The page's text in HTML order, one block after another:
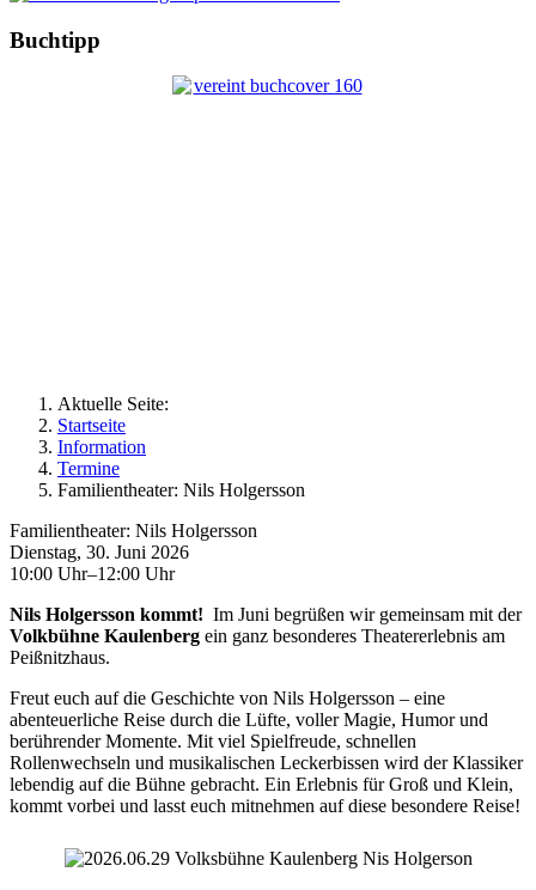
Buchtipp
Aktuelle Seite:
Startseite
Information
Termine
Familientheater: Nils Holgersson
Familientheater: Nils Holgersson
Dienstag, 30. Juni 2026
10:00 Uhr–12:00 Uhr
Nils Holgersson kommt! Im Juni begrüßen wir gemeinsam mit der
Volkbühne Kaulenberg ein ganz besonderes Theatererlebnis am
Peißnitzhaus.
Freut euch auf die Geschichte von Nils Holgersson – eine
abenteuerliche Reise durch die Lüfte, voller Magie, Humor und
berührender Momente. Mit viel Spielfreude, schnellen
Rollenwechseln und musikalischen Leckerbissen wird der Klassiker
lebendig auf die Bühne gebracht. Ein Erlebnis für Groß und Klein,
kommt vorbei und lasst euch mitnehmen auf diese besondere Reise!